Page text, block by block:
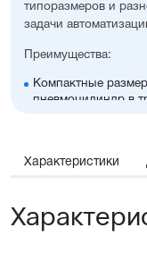
типоразмеров и
задачи
Преимущества:
Компактные
пневмоцилиндр в
Широкий
Высокая
Характеристики